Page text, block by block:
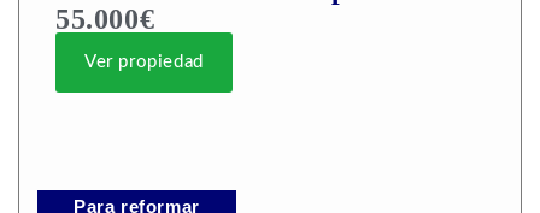
55.000€
Ver propiedad
Para reformar